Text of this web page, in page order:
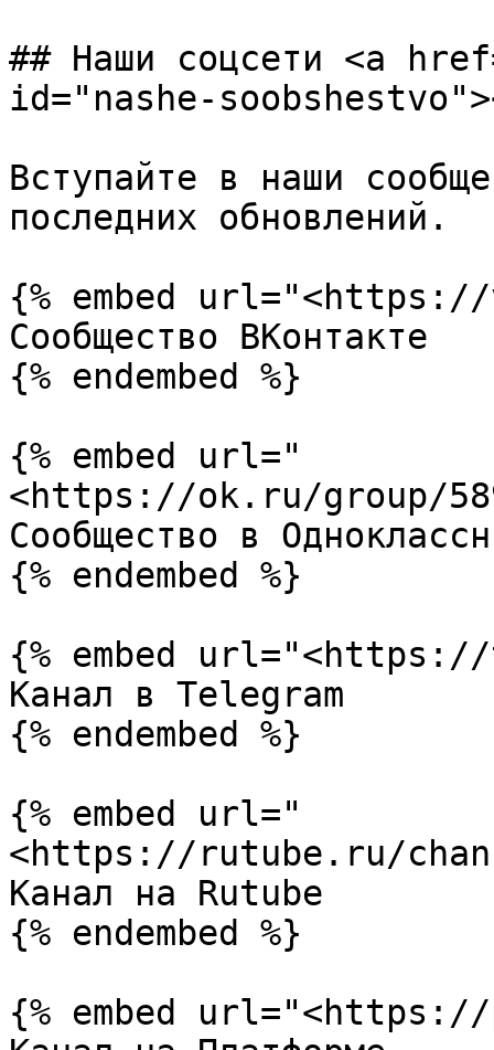
## Наши соцсети <a
id="nashe-
Вступайте в наши
последних обновлений.
{% embed
Сообщество ВКонтакте
{% endembed %}
{% embed url="
<https://ok.ru/group/
Сообщество в
{% endembed %}
{% embed
Канал в Telegram
{% endembed %}
{% embed url="
<https://rutube.ru/
Канал на Rutube
{% endembed %}
{% embed